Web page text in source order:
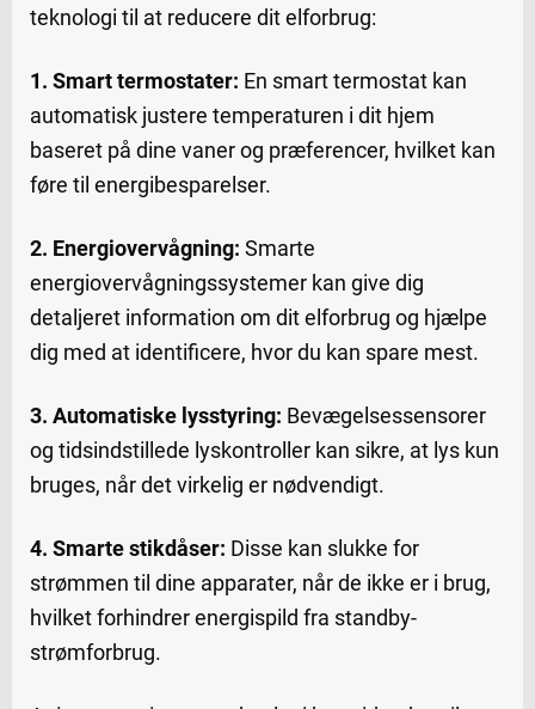
teknologi til at reducere dit elforbrug:
1. Smart termostater: En smart termostat kan
automatisk justere temperaturen i dit hjem
baseret på dine vaner og præferencer, hvilket kan
føre til energibesparelser.
2. Energiovervågning: Smarte
energiovervågningssystemer kan give dig
detaljeret information om dit elforbrug og hjælpe
dig med at identificere, hvor du kan spare mest.
3. Automatiske lysstyring: Bevægelsessensorer
og tidsindstillede lyskontroller kan sikre, at lys kun
bruges, når det virkelig er nødvendigt.
4. Smarte stikdåser: Disse kan slukke for
strømmen til dine apparater, når de ikke er i brug,
hvilket forhindrer energispild fra standby-
strømforbrug.